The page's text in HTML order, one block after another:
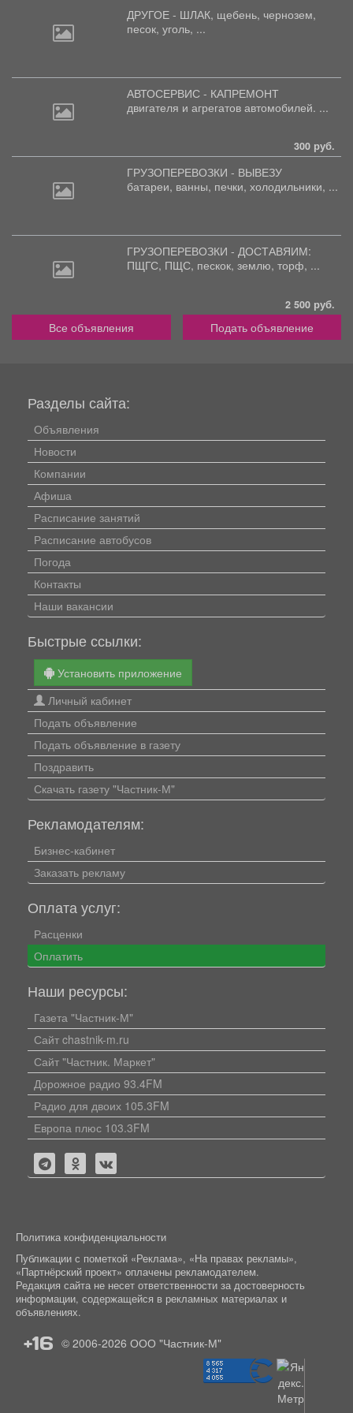
ДРУГОЕ - ШЛАК, щебень, чернозем,
песок, уголь, ...
АВТОСЕРВИС - КАПРЕМОНТ
двигателя и агрегатов автомобилей. ...
300 руб.
ГРУЗОПЕРЕВОЗКИ - ВЫВЕЗУ
батареи, ванны, печки, холодильники, ...
ГРУЗОПЕРЕВОЗКИ - ДОСТАВЯИМ:
ПЩГС, ПЩС, пескок, землю, торф, ...
2 500 руб.
Все объявления Подать объявление
Разделы сайта:
Объявления
Новости
Компании
Афиша
Расписание занятий
Расписание автобусов
Погода
Контакты
Наши вакансии
Быстрые ссылки:
Установить приложение
Личный кабинет
Подать объявление
Подать объявление в газету
Поздравить
Скачать газету "Частник-М"
Рекламодателям:
Бизнес-кабинет
Заказать рекламу
Оплата услуг:
Расценки
Оплатить
Наши ресурсы:
Газета "Частник-М"
Сайт chastnik-m.ru
Сайт "Частник. Маркет"
Дорожное радио 93.4FM
Радио для двоих 105.3FM
Европа плюс 103.3FM
Политика конфиденциальности
Публикации с пометкой «Реклама», «На правах рекламы»,
«Партнёрский проект» оплачены рекламодателем.
Редакция сайта не несет ответственности за достоверность
информации, содержащейся в рекламных материалах и
объявлениях.
+16 © 2006-2026 ООО "Частник-М"